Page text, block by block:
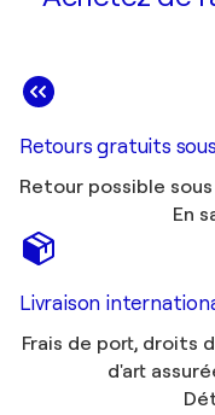
Retours gratuits
Retour possible
En
Livraison
Frais de port, droits
d'art